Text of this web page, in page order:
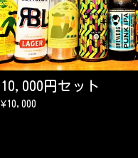
10,000円セット
¥10,000